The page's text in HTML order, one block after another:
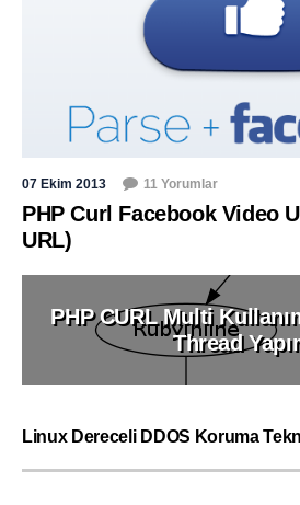
07 Ekim 2013 11 Yorumlar
PHP Curl Facebook Video
URL)
PHP CURL Multi
Thread
Linux Dereceli DDOS Koruma